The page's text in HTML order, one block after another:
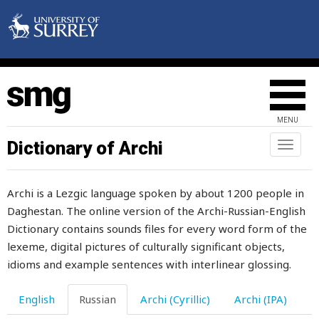
MENU
Toggle
Dictionary of Archi
Archi is a Lezgic language spoken by about 1200 people in
Daghestan. The online version of the Archi-Russian-English
Dictionary contains sounds files for every word form of the
lexeme, digital pictures of culturally significant objects,
idioms and example sentences with interlinear glossing.
English Russian Archi (Cyrillic) Archi (IPA)
волк
волос
волосы
волчок
волшебно
вольность